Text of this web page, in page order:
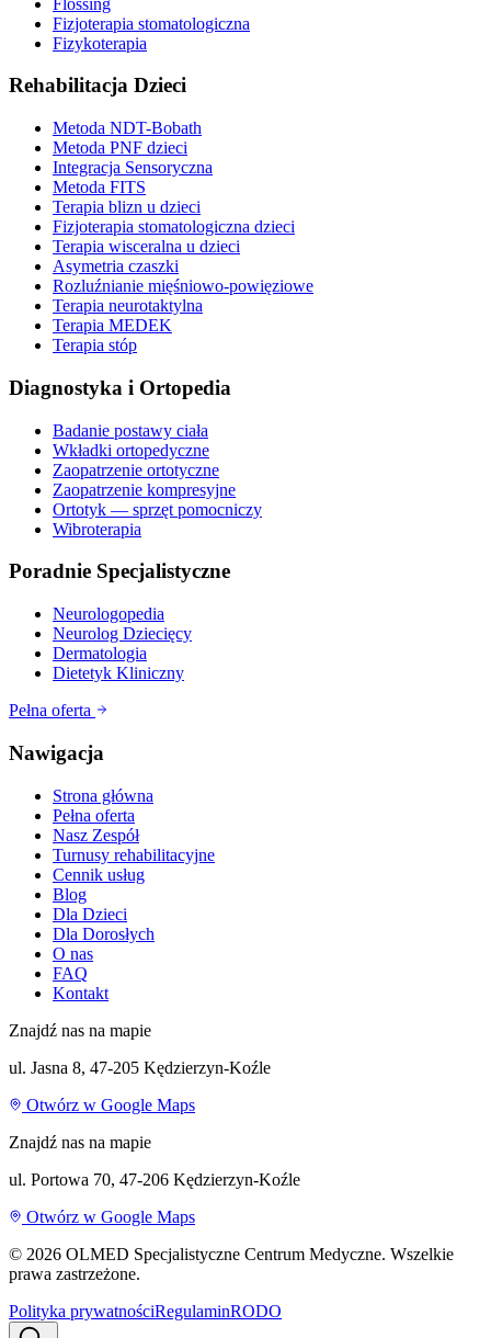
Fizjoterapia stomatologiczna
Fizykoterapia
Rehabilitacja Dzieci
Metoda NDT-Bobath
Metoda PNF dzieci
Integracja Sensoryczna
Metoda FITS
Terapia blizn u dzieci
Fizjoterapia stomatologiczna dzieci
Terapia wisceralna u dzieci
Asymetria czaszki
Rozluźnianie mięśniowo-powięziowe
Terapia neurotaktylna
Terapia MEDEK
Terapia stóp
Diagnostyka i Ortopedia
Badanie postawy ciała
Wkładki ortopedyczne
Zaopatrzenie ortotyczne
Zaopatrzenie kompresyjne
Ortotyk — sprzęt pomocniczy
Wibroterapia
Poradnie Specjalistyczne
Neurologopedia
Neurolog Dziecięcy
Dermatologia
Dietetyk Kliniczny
Pełna oferta
Nawigacja
Strona główna
Pełna oferta
Nasz Zespół
Turnusy rehabilitacyjne
Cennik usług
Blog
Dla Dzieci
Dla Dorosłych
O nas
FAQ
Kontakt
Znajdź nas na mapie
ul. Jasna 8, 47-205 Kędzierzyn-Koźle
Otwórz w Google Maps
Znajdź nas na mapie
ul. Portowa 70, 47-206 Kędzierzyn-Koźle
Otwórz w Google Maps
© 2026 OLMED Specjalistyczne Centrum Medyczne. Wszelkie
prawa zastrzeżone.
Polityka prywatnościRegulaminRODO